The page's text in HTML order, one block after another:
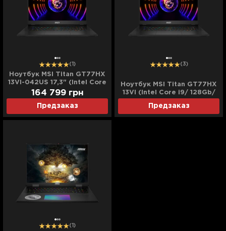
(1)
Ноутбук MSI Titan GT77HX
13VI-042US 17,3" (Intel Core
i9/128GB/4TB (SSD)/RTX
4090) (13VI-042US)
(Standard)
Предзаказ
164 799 грн
(3)
Ноутбук MSI Titan GT77HX
13VI (Intel Core i9/ 128Gb/
(TITANGT7713042)
(Standard)
Предзаказ
(1)